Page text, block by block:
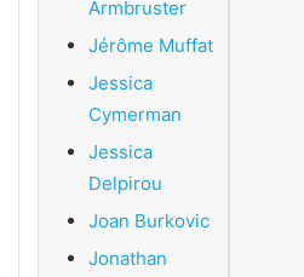
Armbruster
Jérôme Muffat
Jessica
Cymerman
Jessica
Delpirou
Joan Burkovic
Jonathan